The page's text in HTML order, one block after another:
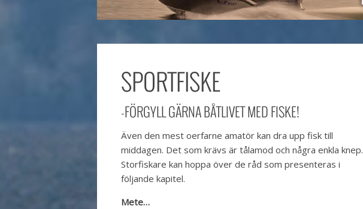
SPORTFISKE
-FÖRGYLL GÄRNA BÅTLIVET MED FISKE!
Även den mest oerfarne amatör kan dra upp fisk till
middagen. Det som krävs är tålamod och några enkla knep.
Storfiskare kan hoppa över de råd som presenteras i
följande kapitel.
Mete…